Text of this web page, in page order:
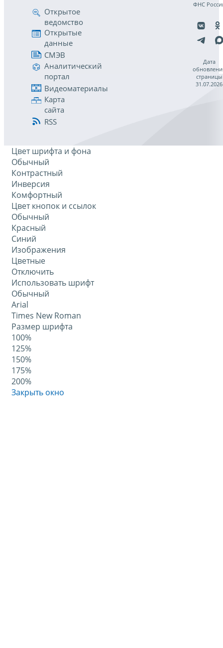
Открытое
ведомство
Открытые
данные
СМЭВ
Аналитический
портал
Видеоматериалы
Карта
сайта
RSS
ФНС
Дата
страницы
31.07.2026
Цвет шрифта и фона
Обычный
Контрастный
Инверсия
Комфортный
Цвет кнопок и ссылок
Обычный
Красный
Синий
Изображения
Цветные
Отключить
Использовать шрифт
Обычный
Arial
Times New Roman
Размер шрифта
100%
125%
150%
175%
200%
Закрыть окно